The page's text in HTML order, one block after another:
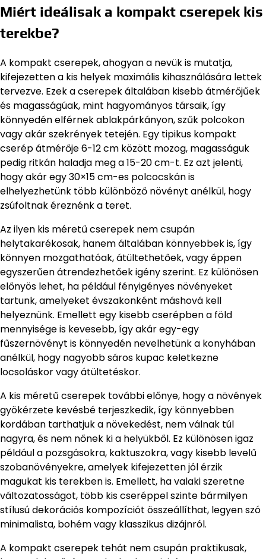
Miért ideálisak a kompakt cserepek kis
terekbe?
A kompakt cserepek, ahogyan a nevük is mutatja,
kifejezetten a kis helyek maximális kihasználására lettek
tervezve. Ezek a cserepek általában kisebb átmérőjűek
és magasságúak, mint hagyományos társaik, így
könnyedén elférnek ablakpárkányon, szűk polcokon
vagy akár szekrények tetején. Egy tipikus kompakt
cserép átmérője 6-12 cm között mozog, magasságuk
pedig ritkán haladja meg a 15-20 cm-t. Ez azt jelenti,
hogy akár egy 30×15 cm-es polcocskán is
elhelyezhetünk több különböző növényt anélkül, hogy
zsúfoltnak éreznénk a teret.
Az ilyen kis méretű cserepek nem csupán
helytakarékosak, hanem általában könnyebbek is, így
könnyen mozgathatóak, átültethetőek, vagy éppen
egyszerűen átrendezhetőek igény szerint. Ez különösen
előnyös lehet, ha például fényigényes növényeket
tartunk, amelyeket évszakonként máshová kell
helyeznünk. Emellett egy kisebb cserépben a föld
mennyisége is kevesebb, így akár egy-egy
fűszernövényt is könnyedén nevelhetünk a konyhában
anélkül, hogy nagyobb sáros kupac keletkezne
locsoláskor vagy átültetéskor.
A kis méretű cserepek további előnye, hogy a növények
gyökérzete kevésbé terjeszkedik, így könnyebben
kordában tarthatjuk a növekedést, nem válnak túl
nagyra, és nem nőnek ki a helyükből. Ez különösen igaz
például a pozsgásokra, kaktuszokra, vagy kisebb levelű
szobanövényekre, amelyek kifejezetten jól érzik
magukat kis terekben is. Emellett, ha valaki szeretne
változatosságot, több kis cseréppel szinte bármilyen
stílusú dekorációs kompozíciót összeállíthat, legyen szó
minimalista, bohém vagy klasszikus dizájnról.
A kompakt cserepek tehát nem csupán praktikusak,